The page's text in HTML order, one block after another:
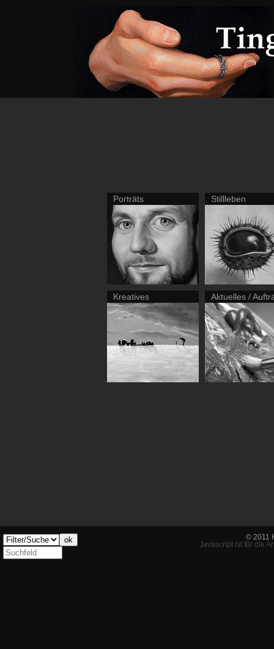
Porträts Stillleben
Kreatives Aktuelles /
ok
© 2011
Javascript ist für die